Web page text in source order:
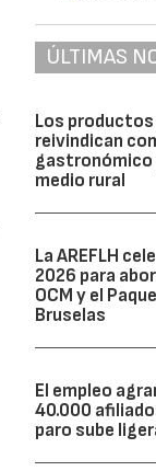
ÚLTIMAS
Los
reivindican
gastronómico
medio rural
La AREFLH
2026 para
OCM y el
Bruselas
El empleo
40.000
paro sube